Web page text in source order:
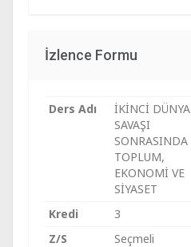
İzlence Formu
Ders Adı
İKİNCİ DÜNYA
SAVAŞI
SONRASINDA
TOPLUM,
EKONOMİ VE
SİYASET
Kredi 3
Z/S
Seçmeli